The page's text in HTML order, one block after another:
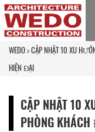
WEDO CẬP NHẬT 10 XU
HIỆN ĐẠI
CẬP NHẬT 10
PHÒNG